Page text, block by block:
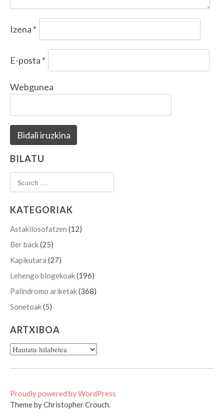
Izena *
E-posta *
Webgunea
BILATU
KATEGORIAK
Astakilosofatzen (12)
Ber back(25)
Kapikutara (27)
Lehengo blogekoak(196)
Palindromo ariketak(368)
Sonetoak(5)
ARTXIBOA
Artxiboa
Proudly powered by WordPress
Theme by Christopher Crouch.